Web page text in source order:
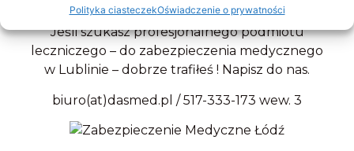
Polityka ciasteczekOświadczenie o prywatności
Jeśli szukasz profesjonalnego podmiotu
leczniczego – do zabezpieczenia medycznego
w Lublinie – dobrze trafiłeś ! Napisz do nas.
biuro(at)dasmed.pl / 517-333-173 wew. 3